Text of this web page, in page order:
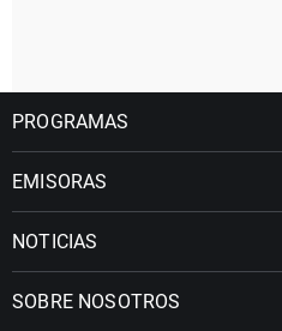
PROGRAMAS
EMISORAS
NOTICIAS
SOBRE NOSOTROS